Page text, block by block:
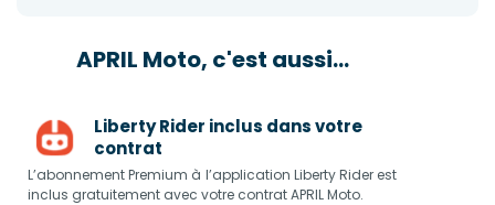
APRIL Moto, c'est aussi...
Liberty Rider inclus dans votre
contrat
L’abonnement Premium à l’application Liberty Rider est
inclus gratuitement avec votre contrat APRIL Moto.